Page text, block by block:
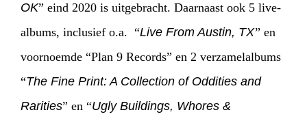
ARTDIVISION
INFO WEBSHOPMIJN TICKETS
OK” eind 2020 is uitgebracht. Daarnaast ook 5 live-
albums, inclusief o.a. “Live From Austin, TX” en
voornoemde “Plan 9 Records” en 2 verzamelalbums
“The Fine Print: A Collection of Oddities and
Rarities” en “Ugly Buildings, Whores &